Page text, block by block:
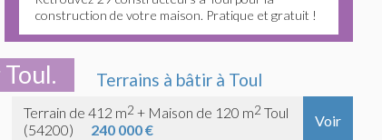
construction de votre maison. Pratique et gratuit !
Terrains à bâtir à Toul
Terrain de 412 m2 + Maison de 120 m2 Toul
(54200)
240 000 €
Voir